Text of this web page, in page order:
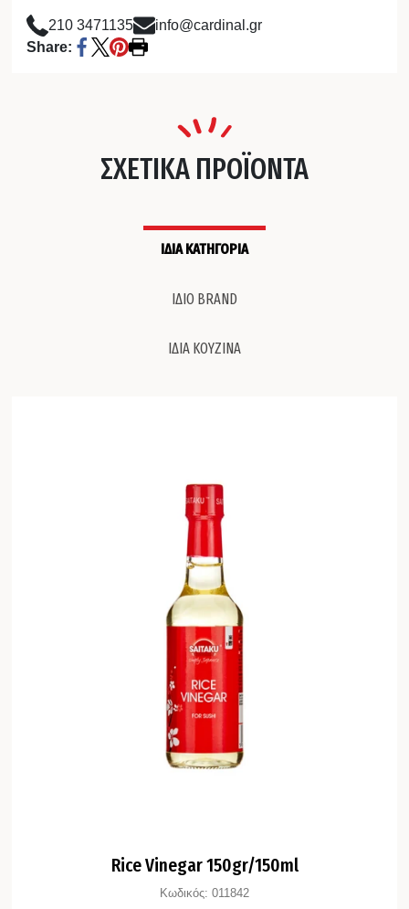
210 3471135
info@cardinal.gr
Share:
ΣΧΕΤΙΚΑ ΠΡΟΪΟΝΤΑ
ΙΔΙΑ ΚΑΤΗΓΟΡΙΑ
ΙΔΙΟ BRAND
ΙΔΙΑ ΚΟΥΖΙΝΑ
Rice Vinegar 150gr/150ml
Κωδικός: 011842